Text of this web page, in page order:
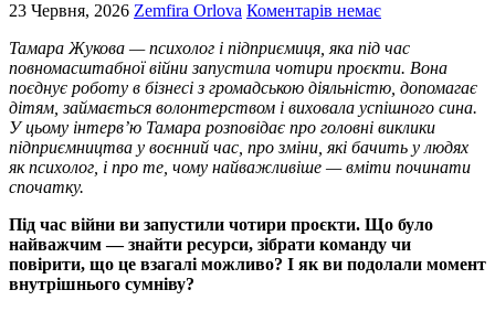
23 Червня, 2026 Zemfira Orlova Коментарів немає
Тамара Жукова — психолог і підприємиця, яка під час
повномасштабної війни запустила чотири проєкти. Вона
поєднує роботу в бізнесі з громадською діяльністю, допомагає
дітям, займається волонтерством і виховала успішного сина.
У цьому інтерв’ю Тамара розповідає про головні виклики
підприємництва у воєнний час, про зміни, які бачить у людях
як психолог, і про те, чому найважливіше — вміти починати
спочатку.
Під час війни ви запустили чотири проєкти. Що було
найважчим — знайти ресурси, зібрати команду чи
повірити, що це взагалі можливо? І як ви подолали момент
внутрішнього сумніву?